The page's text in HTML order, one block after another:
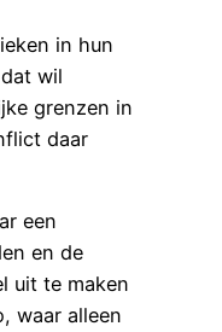
in hun
wil
grenzen in
daar
een
en de
uit te maken
waar alleen